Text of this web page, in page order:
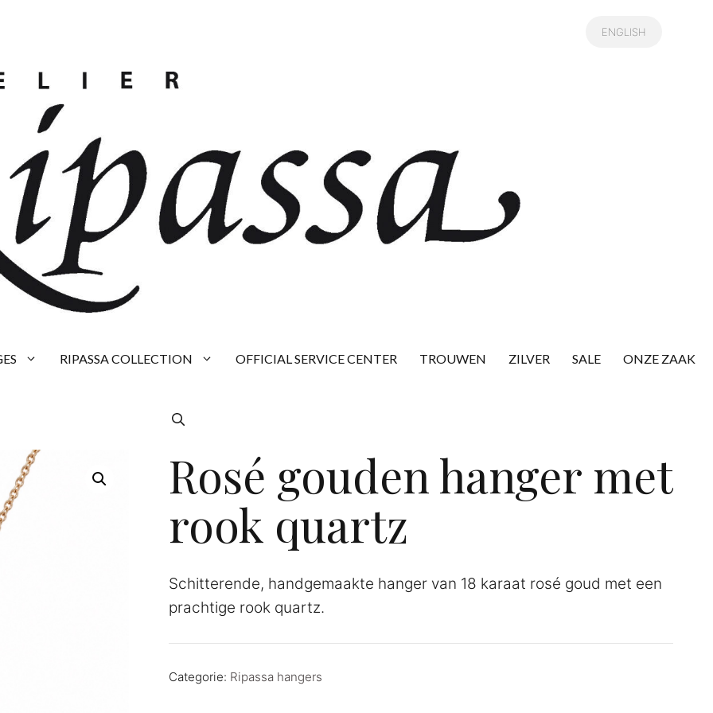
ENGLISH
RIPASSA COLLECTION OFFICIAL SERVICE CENTER TROUWEN ZILVER SALE ONZE ZAAK
Rosé gouden hanger met
rook quartz
Schitterende, handgemaakte hanger van 18 karaat rosé goud met een
prachtige rook quartz.
Categorie: Ripassa hangers